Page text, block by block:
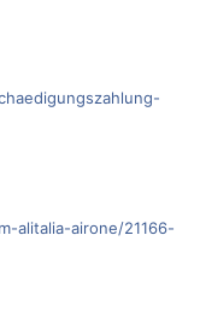
alitalia-airone/21166-